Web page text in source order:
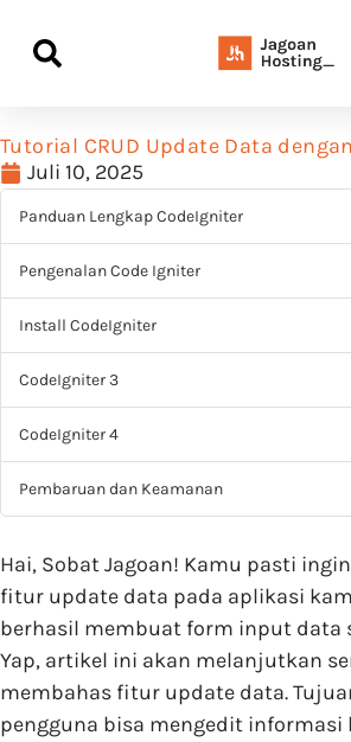
Tutorial CRUD Update Data
Juli 10, 2025
Panduan Lengkap CodeIgniter
Pengenalan Code Igniter
Install CodeIgniter
CodeIgniter 3
CodeIgniter 4
Pembaruan dan Keamanan
Hai, Sobat Jagoan! Kamu pasti
fitur update data pada aplikasi
berhasil membuat form input data
Yap, artikel ini akan melanjutkan
membahas fitur update data.
pengguna bisa mengedit informasi